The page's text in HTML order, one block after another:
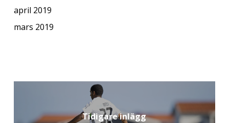
april 2019
mars 2019
Tidigare inlägg